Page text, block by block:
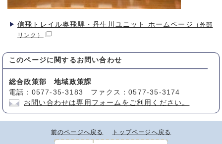
信飛トレイル奥飛騨・丹生川ユニット ホームページ
（外部
リンク）
このページに関する お問い合わせ
総合政策部 地域政策課
電話：0577-35-3183 ファクス：0577-35-3174
お問い合わせは専用フォームをご利用ください。
前のページへ戻る トップページへ戻る